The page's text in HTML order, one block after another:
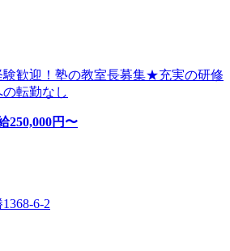
験歓迎！塾の教室長募集★充実の研修
転勤なし
250,000円〜
6-2